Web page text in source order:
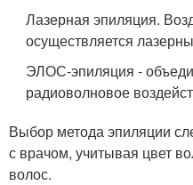
Лазерная эпиляция.
осуществляется
ЭЛОС-эпиляция -
радиоволновое
Выбор метода эпиляции
с врачом, учитывая цвет
волос.